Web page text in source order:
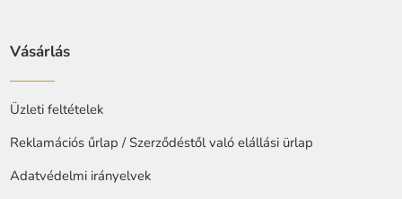
Vásárlás
Üzleti feltételek
Reklamációs űrlap / Szerződéstől való elállási ürlap
Adatvédelmi irányelvek